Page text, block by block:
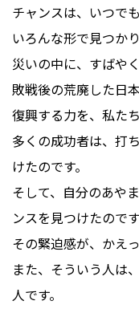
チャンスは、いつで
いろんな形で見つかり
災いの中に、すばや
敗戦後の荒廃した日
復興する力を、私た
多くの成功者は、打
けたのです。
そして、自分のあや
ンスを見つけたのです
その緊迫感が、かえ
また、そういう人は
人です。